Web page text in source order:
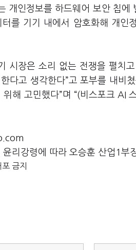
개인정보를 하드웨어 보안 칩에
를 기기 내에서 암호화해 개인
시장은 소리 없는 전쟁을 펼치
다고 생각한다”고 포부를 내비
해 고민했다”며 “(비스포크 AI
리강령에 따라 오승훈 산업1부
금지